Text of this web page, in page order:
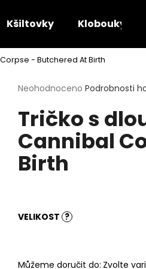
Kšiltovky Klobouky
- Butchered At Birth
Průměrné
produktu
0,0
z
5
hvězdiček.
Neohodnoceno Podrobnosti
Tričko s
Cannibal
Birth
VELIKOST ?
Můžeme doručit do: Zvolte
HLEDAT
THE TRIČKO - ACID